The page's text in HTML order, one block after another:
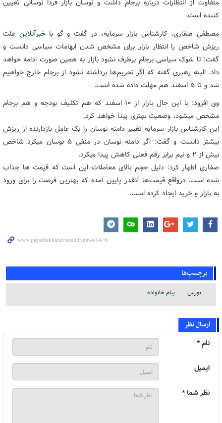
متفاوت از انتظارات درباره برجام داشت و نوسان بازار فردا نوسانی تعیین
کننده است.
مصطفی صفاری، کارشناس بازار سرمایه، در گفت و گو باخبرآنلاین علت
ریزش شاخص را انتظار بازار برای مشخص شدن ابهامات سیاسی دانست و
گفت: تا شوک سیاسی برجام برطرف نشود بازار به همین صورت ادامه خواهد
داد. البته رهبری گفته که اگر تحریم‌ها برداشته نشود از برجام خارج خواهیم
شد و تا ۵ اسفند هم مهلت داده شده است.
وی افزود: با این حال بازار از ۱۰ اسفند که هم تکلیف بودجه و هم برجام
مشخص میشود، وضعیت بهتری پیدا خواهد کرد.
این کارشناس بازار سرمایه تغییر دامنه نوسان را یک عامل بازدارنده از ریزش
بیشتر دانست و گفت: اگر دامنه نوسان در منفی ۵ نوسان میکرد شاخص
بیش از ۲ و نیم برابر رقم فعلی کاهش پیدا میکرد.
صفاری اظهار کرد: دلیل حجم بالای معاملات این است که قیمت ها جذاب
شده است. درواقع قیمت‌ها آنقدر پایین آمده که بهترین فرصت را برای ورود
به بازار و خرید ایجاد کرده است.
برچسب‌ها
بورس پیام خانواده
ارسال نظر
نام *
ایمیل
نظر شما *